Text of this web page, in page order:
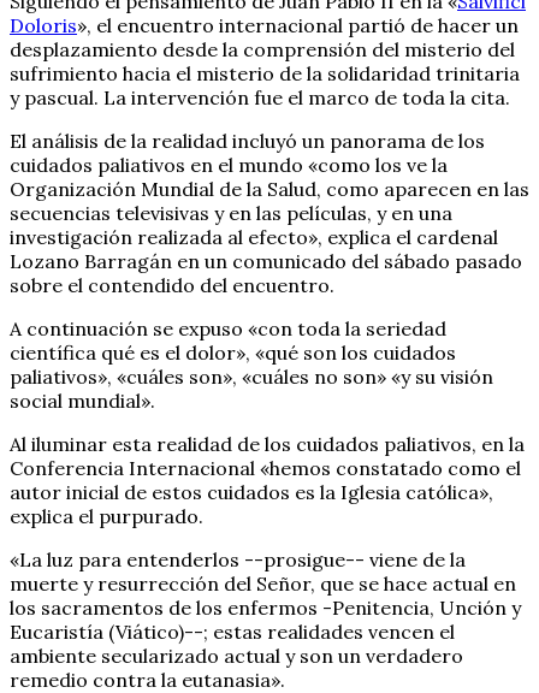
Doloris», el encuentro internacional partió de hacer un
desplazamiento desde la comprensión del misterio del
sufrimiento hacia el misterio de la solidaridad trinitaria
y pascual. La intervención fue el marco de toda la cita.
El análisis de la realidad incluyó un panorama de los
cuidados paliativos en el mundo «como los ve la
Organización Mundial de la Salud, como aparecen en las
secuencias televisivas y en las películas, y en una
investigación realizada al efecto», explica el cardenal
Lozano Barragán en un comunicado del sábado pasado
sobre el contendido del encuentro.
A continuación se expuso «con toda la seriedad
científica qué es el dolor», «qué son los cuidados
paliativos», «cuáles son», «cuáles no son» «y su visión
social mundial».
Al iluminar esta realidad de los cuidados paliativos, en la
Conferencia Internacional «hemos constatado como el
autor inicial de estos cuidados es la Iglesia católica»,
explica el purpurado.
«La luz para entenderlos --prosigue-- viene de la
muerte y resurrección del Señor, que se hace actual en
los sacramentos de los enfermos -Penitencia, Unción y
Eucaristía (Viático)--; estas realidades vencen el
ambiente secularizado actual y son un verdadero
remedio contra la eutanasia».